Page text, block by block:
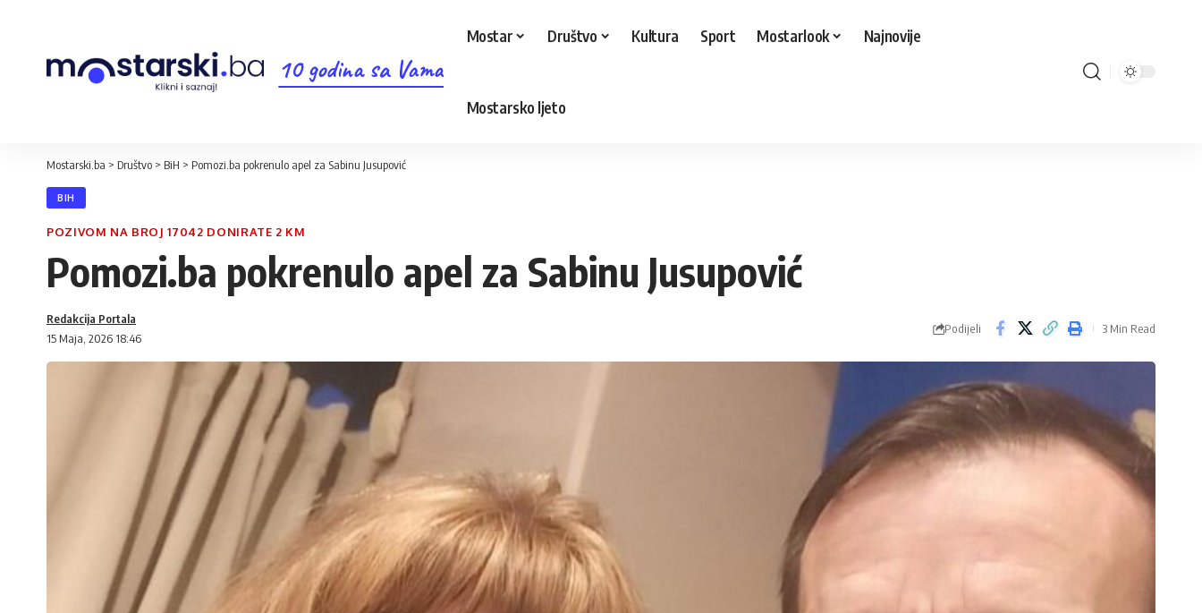
10 godina sa Vama
Mostar Društvo Kultura Sport Mostarlook Najnovije
Mostarsko ljeto
Mostarski.ba > Društvo > BiH > Pomozi.ba pokrenulo apel za Sabinu Jusupović
BIH
POZIVOM NA BROJ 17042 DONIRATE 2 KM
Pomozi.ba pokrenulo apel za Sabinu Jusupović
15 Maja, 2026 18:46
Redakcija Portala
Podijeli 3 Min Read